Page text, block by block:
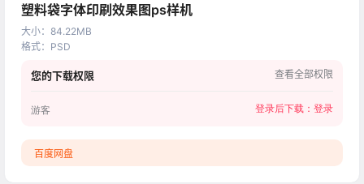
塑料袋字体印刷效果图ps样机
大小： 84.22MB
格式： PSD
您的下载权限 查看全部权限
游客 登录后下载： 登录
百度网盘